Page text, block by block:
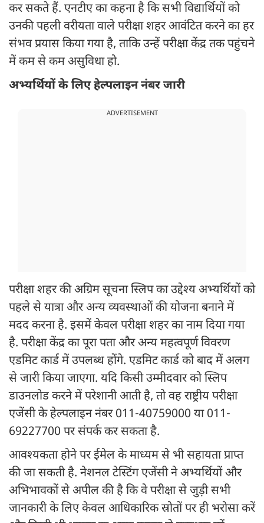
कर सकते हैं. एनटीए का कहना है कि सभी विद्यार्थियों को
उनकी पहली वरीयता वाले परीक्षा शहर आवंटित करने का हर
संभव प्रयास किया गया है, ताकि उन्हें परीक्षा केंद्र तक पहुंचने
में कम से कम असुविधा हो.
अभ्यर्थियों के लिए हेल्पलाइन नंबर जारी
ADVERTISEMENT
परीक्षा शहर की अग्रिम सूचना स्लिप का उद्देश्य अभ्यर्थियों को
पहले से यात्रा और अन्य व्यवस्थाओं की योजना बनाने में
मदद करना है. इसमें केवल परीक्षा शहर का नाम दिया गया
है. परीक्षा केंद्र का पूरा पता और अन्य महत्वपूर्ण विवरण
एडमिट कार्ड में उपलब्ध होंगे. एडमिट कार्ड को बाद में अलग
से जारी किया जाएगा. यदि किसी उम्मीदवार को स्लिप
डाउनलोड करने में परेशानी आती है, तो वह राष्ट्रीय परीक्षा
एजेंसी के हेल्पलाइन नंबर 011-40759000 या 011-
69227700 पर संपर्क कर सकता है.
आवश्यकता होने पर ईमेल के माध्यम से भी सहायता प्राप्त
की जा सकती है. नेशनल टेस्टिंग एजेंसी ने अभ्यर्थियों और
अभिभावकों से अपील की है कि वे परीक्षा से जुड़ी सभी
जानकारी के लिए केवल आधिकारिक स्रोतों पर ही भरोसा करें